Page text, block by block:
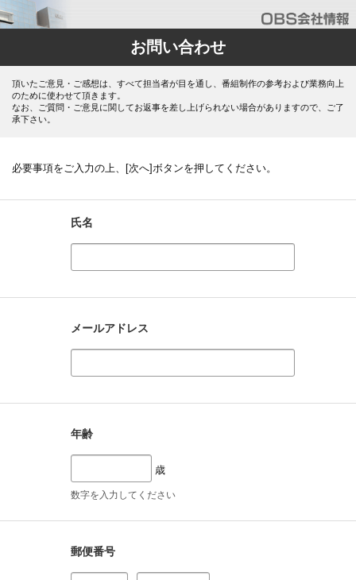
お問い合わせ
頂いたご意見・ご感想は、すべて担当者が目を通し、番組制作の参考および業務向上
のために使わせて頂きます。
なお、ご質問・ご意見に関してお返事を差し上げられない場合がありますので、ご了
承下さい。
必要事項をご入力の上、[次へ]ボタンを押してください。
氏名
メールアドレス
年齢
歳
数字を入力してください
郵便番号